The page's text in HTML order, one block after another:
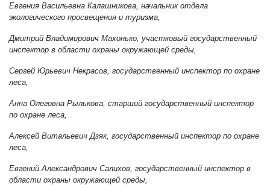
Евгения Васильевна Калашникова, начальник отдела
экологического просвещения и туризма,
Дмитрий Владимирович Махонько, участковый государственный
инспектор в области охраны окружающей среды,
Сергей Юрьевич Некрасов, государственный инспектор по охране
леса,
Анна Олеговна Рылькова, старший государственный инспектор
по охране леса,
Алексей Витальевич Дзяк, государственный инспектор по охране
леса,
Евгений Александрович Салихов, государственный инспектор в
области охраны окружающей среды,